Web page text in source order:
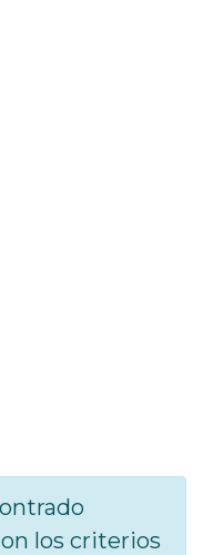
los criterios